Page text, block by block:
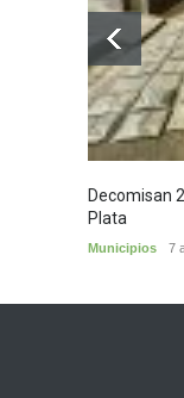
Decomisan
Plata
Municipios 7